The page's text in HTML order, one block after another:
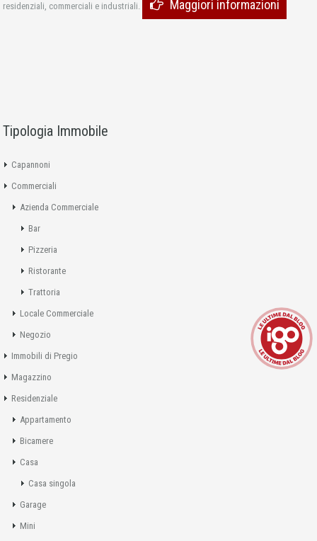
residenziali, commerciali e industriali. Maggiori informazioni
Tipologia Immobile
Capannoni
Commerciali
Azienda Commerciale
Bar
Pizzeria
Ristorante
Trattoria
Locale Commerciale
Negozio
Immobili di Pregio
Magazzino
Residenziale
Appartamento
Bicamere
Casa
Casa singola
Garage
Mini